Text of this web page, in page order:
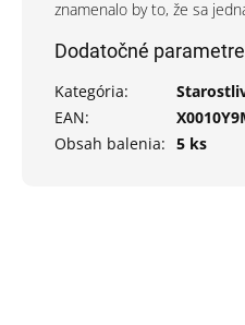
znamenalo by to, že sa
Dodatočné parametre
Kategória:
EAN:
Obsah balenia: 5 ks